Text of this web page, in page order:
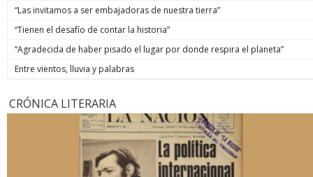
“Las invitamos a ser embajadoras de nuestra tierra”
“Tienen el desafío de contar la historia”
“Agradecida de haber pisado el lugar por donde respira el planeta”
Entre vientos, lluvia y palabras
CRÓNICA LITERARIA